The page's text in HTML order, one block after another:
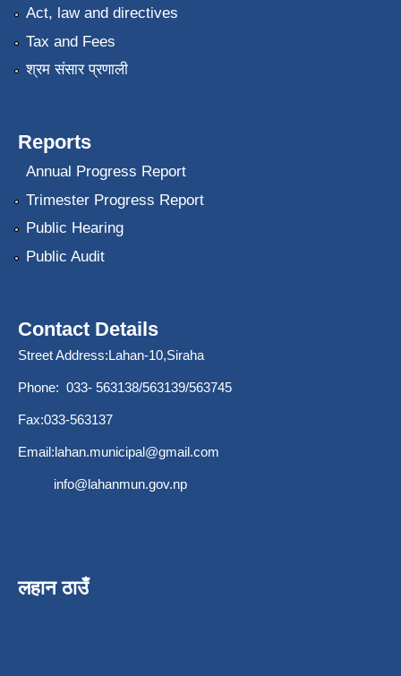
Act, law and directives
Tax and Fees
श्रम संसार प्रणाली
Reports
Annual Progress Report
Trimester Progress Report
Public Hearing
Public Audit
Contact Details
Street Address:Lahan-10,Siraha
Phone: 033- 563138/563139/563745
Fax:033-563137
Email:lahan.municipal@gmail.com
info@lahanmun.gov.np
लहान ठाउँ